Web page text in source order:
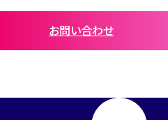
お問い合わせ